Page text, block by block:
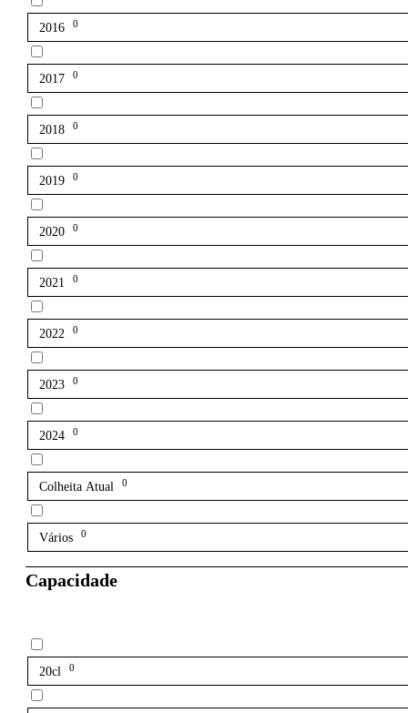
2016 0
2017 0
2018 0
2019 0
2020 0
2021 0
2022 0
2023 0
2024 0
Colheita Atual 0
Vários 0
Capacidade
20cl 0